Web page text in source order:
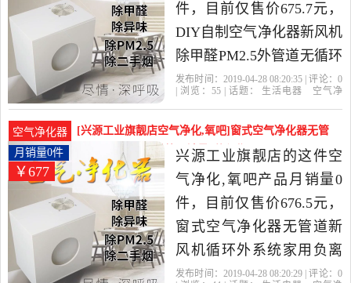
件，目前仅售价675.7元，
DIY自制空气净化器新风机
除甲醛PM2.5外管道无循环
壁挂窗新风系统是2019年
活电器当中性价比很高的
空气净化,氧吧，由浙江 宁
波发货。
发布时间：2019-04-28 08:20:35 | 评论： 0
| 浏览： 55| 话题： 生活电器
空气净
空气净化器
[兴源工业旗靓店空气净化,氧吧]窗式空气净化器无管
道新风机循环外系统月销量0件仅售676.5元
￥677
月销量0件
兴源工业旗靓店的这件空
气净化,氧吧产品月销量0
件，目前仅售价676.5元，
窗式空气净化器无管道新
风机循环外系统家用负离
子氧pm2.5是2019年兴源工
发布时间：2019-04-28 08:20:29 | 评论： 0